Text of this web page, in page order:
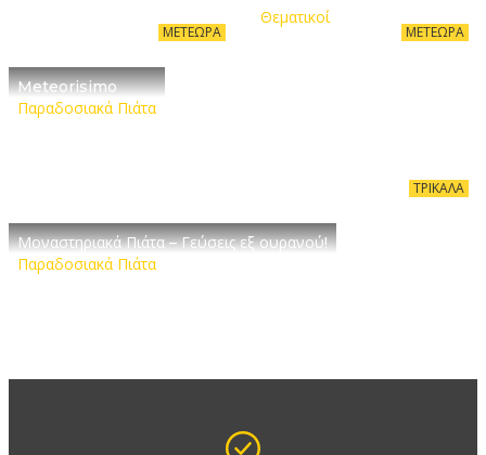
ΜΕΤΈΩΡΑ
Meteorisimo
Παραδοσιακά Πιάτα
ΤΡΊΚΑΛΑ
Μοναστηριακά Πιάτα – Γεύσεις εξ ουρανού!
Παραδοσιακά Πιάτα
Θεματικοί
ΜΕΤΈΩΡΑ